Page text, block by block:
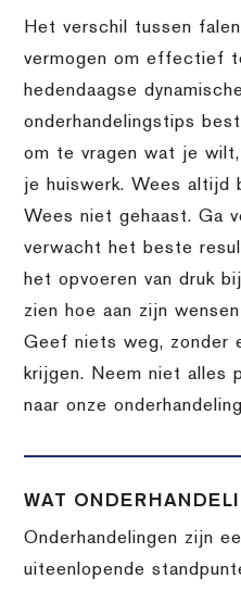
Het verschil tussen
vermogen om effectief
hedendaagse
onderhandelingstips
om te vragen wat je
je huiswerk. Wees altijd
Wees niet gehaast. Ga
verwacht het beste
het opvoeren van druk
zien hoe aan zijn
Geef niets weg, zonder
krijgen. Neem niet alles
naar onze
WAT
Onderhandelingen zijn
uiteenlopende